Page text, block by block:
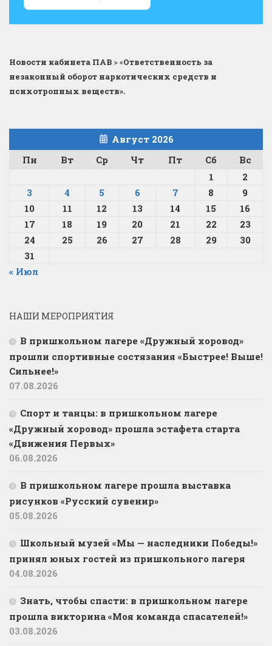
Новости кабинета ПАВ >«Ответственность за
незаконный оборот наркотических средств и
психотропных веществ».
Август 2026
Пн
Вт Ср Чт Пт Сб
Вс
1
2
3
4 5 6 7 8
9
10
11 12 13 14 15
16
17
18 19 20 21 22
23
24
25 26 27 28 29
30
31
« Июл
НАШИ МЕРОПРИЯТИЯ
В пришкольном лагере «Дружный хоровод»
прошли спортивные состязания «Быстрее! Выше!
Сильнее!»
07.08.2026
Спорт и танцы: в пришкольном лагере
«Дружный хоровод» прошла эстафета старта
«Движения Первых»
06.08.2026
В пришкольном лагере прошла выставка
рисунков «Русский сувенир»
05.08.2026
Школьный музей «Мы — наследники Победы!»
принял юных гостей из пришкольного лагеря
04.08.2026
Знать, чтобы спасти: в пришкольном лагере
прошла викторина «Моя команда спасателей!»
03.08.2026